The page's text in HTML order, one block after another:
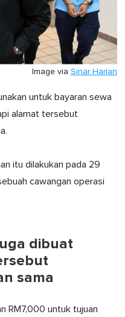
Image via Sinar Harian
untuk bayaran sewa
alamat tersebut
itu dilakukan pada 29
cawangan operasi
dibuat
sama
RM7,000 untuk tujuan